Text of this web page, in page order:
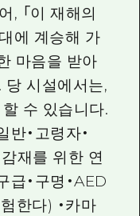
, 「이 재해의
에 계승해 가
마음을 받아
당 시설에서는,
수 있습니다.
・고령자・
감재를 위한 연
급・구명・AED
한다) ・카마